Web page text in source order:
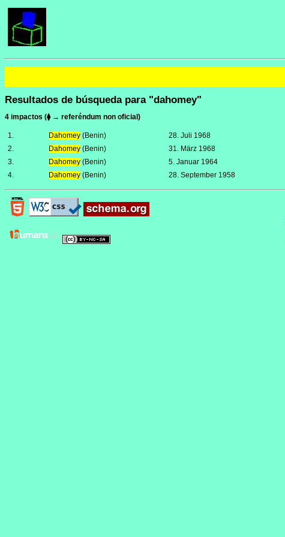
Resultados de búsqueda para "dahomey"
4 impactos (⧫ → referéndum non oficial)
1. Dahomey (Benin) 28. Juli 1968
2.
Dahomey (Benin) 31. März 1968
3.
Dahomey (Benin) 5. Januar 1964
4.
Dahomey (Benin) 28. September 1958